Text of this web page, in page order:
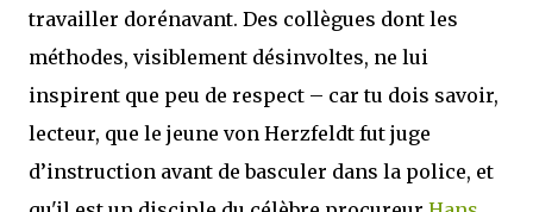
travailler dorénavant. Des collègues dont les
méthodes, visiblement désinvoltes, ne lui
inspirent que peu de respect – car tu dois savoir,
lecteur, que le jeune von Herzfeldt fut juge
d’instruction avant de basculer dans la police, et